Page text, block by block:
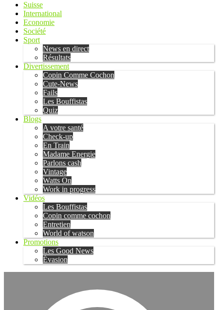
Suisse
International
Economie
Société
Sport
News en direct
Résultats
Divertissement
Copin Comme Cochon
Cute-News
Fails
Les Bouffistas
Quiz
Blogs
A votre santé
Check-up
En Train
Madame Energie
Parlons cash
Vintage
Watts On
Work in progress
Vidéos
Les Bouffistas
Copin comme cochon
Entretien
World of watson
Promotions
Les Good News
Évasion